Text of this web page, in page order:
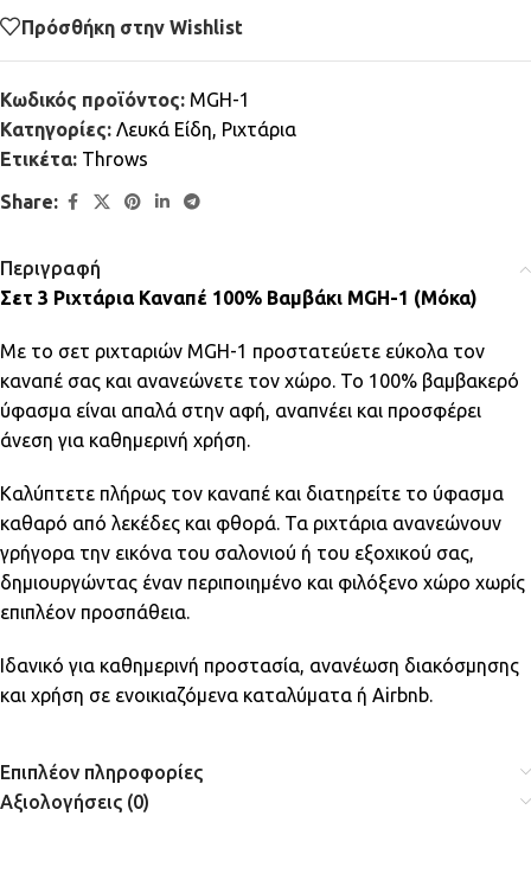
Πρόσθήκη στην Wishlist
Κωδικός προϊόντος: MGH-1
Κατηγορίες: Λευκά Είδη, Ριχτάρια
Ετικέτα: Throws
Share:
Περιγραφή
Σετ 3 Ριχτάρια Καναπέ 100% Βαμβάκι MGH-1 (Μόκα)
Με το σετ ριχταριών MGH-1 προστατεύετε εύκολα τον
καναπέ σας και ανανεώνετε τον χώρο. Το 100% βαμβακερό
ύφασμα είναι απαλά στην αφή, αναπνέει και προσφέρει
άνεση για καθημερινή χρήση.
Καλύπτετε πλήρως τον καναπέ και διατηρείτε το ύφασμα
καθαρό από λεκέδες και φθορά. Τα ριχτάρια ανανεώνουν
γρήγορα την εικόνα του σαλονιού ή του εξοχικού σας,
δημιουργώντας έναν περιποιημένο και φιλόξενο χώρο χωρίς
επιπλέον προσπάθεια.
Ιδανικό για καθημερινή προστασία, ανανέωση διακόσμησης
και χρήση σε ενοικιαζόμενα καταλύματα ή Airbnb.
Επιπλέον πληροφορίες
Αξιολογήσεις (0)